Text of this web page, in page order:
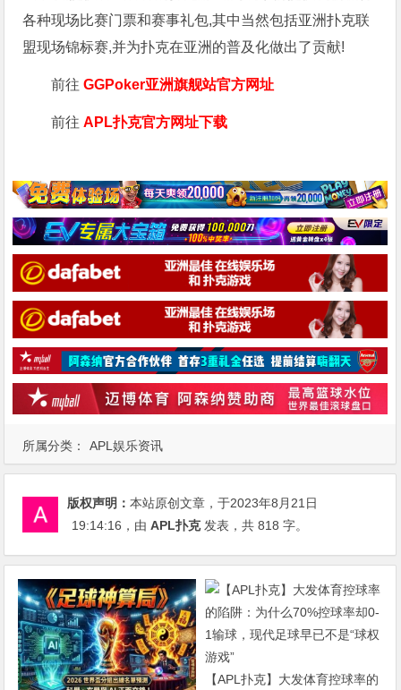
所属分类： APL娱乐资讯
各种现场比赛门票和赛事礼包,其中当然包括亚洲扑克联
盟现场锦标赛,并为扑克在亚洲的普及化做出了贡献!
前往GGPoker亚洲旗舰站官方网址
前往APL扑克官方网址下载
版权声明：本站原创文章，于2023年8月21日
19:14:16 ，由APL扑克发表，共 818 字。
【APL扑克】大发体育控球率的